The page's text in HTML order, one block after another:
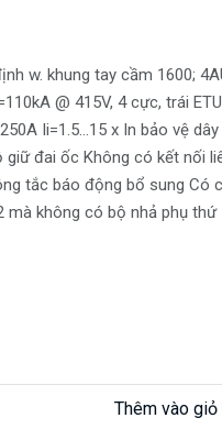
w. khung tay cầm 1600;
@ 415V, 4 cực, trái
Ii=1.5...15 x In bảo vệ
giữ đai ốc Không có kết nối
tắc báo động bổ sung Có
không có bộ nhả phụ thứ
Thêm vào giỏ